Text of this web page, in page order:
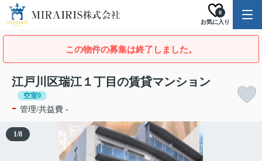
お気に入り
0
この物件の募集は終了しました。
江戸川区瑞江１丁目の賃貸マンション
空室0
- 管理/共益費 -
1/8